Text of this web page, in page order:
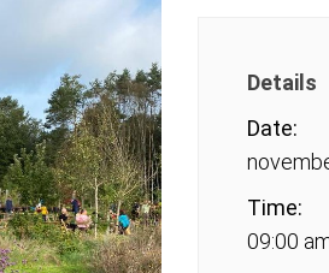
Details
Date:
Time:
09:00